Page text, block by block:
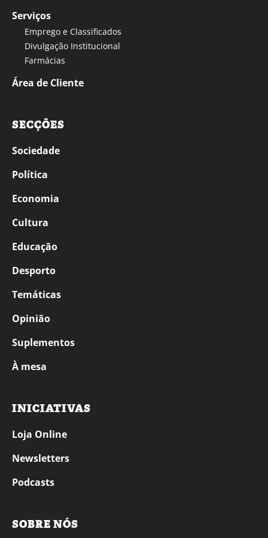
Serviços
Emprego e Classificados
Divulgação Institucional
Farmácias
Área de Cliente
SECÇÕES
Sociedade
Política
Economia
Cultura
Educação
Desporto
Temáticas
Opinião
Suplementos
À mesa
INICIATIVAS
Loja Online
Newsletters
Podcasts
SOBRE NÓS